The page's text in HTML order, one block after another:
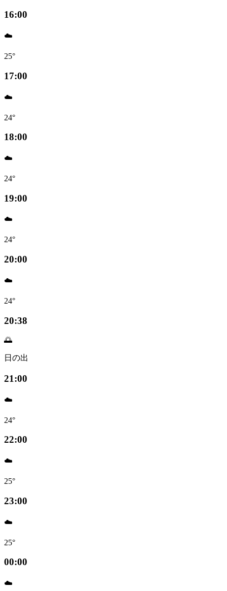
16:00
☁️
25°
17:00
☁️
24°
18:00
☁️
24°
19:00
☁️
24°
20:00
☁️
24°
20:38
🌅
日の出
21:00
☁️
24°
22:00
☁️
25°
23:00
☁️
25°
00:00
☁️